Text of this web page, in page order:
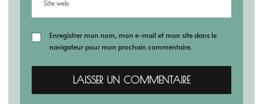
Enregistrer mon nom, mon e-mail et mon site dans le
navigateur pour mon prochain commentaire.